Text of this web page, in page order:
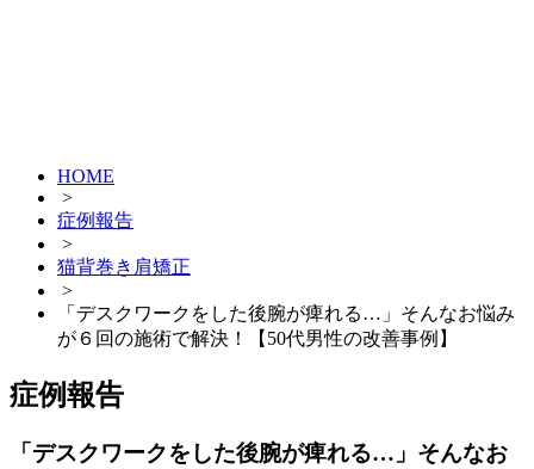
HOME
>
症例報告
>
猫背巻き肩矯正
>
「デスクワークをした後腕が痺れる…」そんなお悩み
が６回の施術で解決！【50代男性の改善事例】
症例報告
「デスクワークをした後腕が痺れる…」そんなお